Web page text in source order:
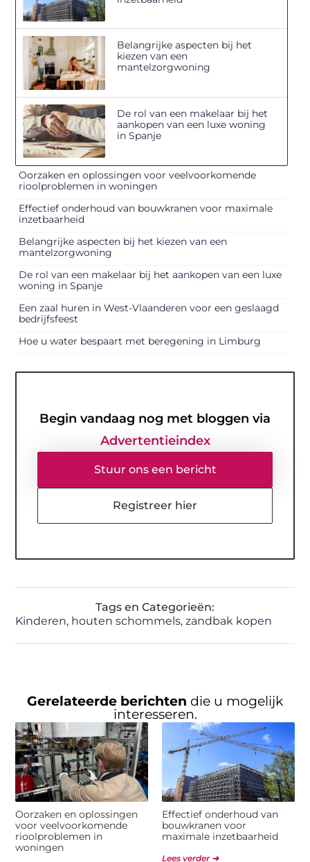
Belangrijke aspecten bij het
kiezen van een
mantelzorgwoning
De rol van een makelaar bij het
aankopen van een luxe woning
in Spanje
Oorzaken en oplossingen voor veelvoorkomende
rioolproblemen in woningen
Effectief onderhoud van bouwkranen voor maximale
inzetbaarheid
Belangrijke aspecten bij het kiezen van een
mantelzorgwoning
De rol van een makelaar bij het aankopen van een luxe
woning in Spanje
Een zaal huren in West-Vlaanderen voor een geslaagd
bedrijfsfeest
Hoe u water bespaart met beregening in Limburg
Begin vandaag nog met bloggen via
Advertentieindex
Stuur ons een bericht
Registreer hier
Tags en Categorieën:
Kinderen, houten schommels,zandbak kopen
Gerelateerde berichten die u mogelijk
interesseren.
Oorzaken en oplossingen
voor veelvoorkomende
rioolproblemen in
woningen
Effectief onderhoud van
bouwkranen voor
maximale inzetbaarheid
Lees verder ➜